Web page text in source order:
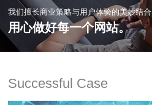
我们擅长商业策略与用户体验的美妙结合
用心做好每一个网站。
Successful Case